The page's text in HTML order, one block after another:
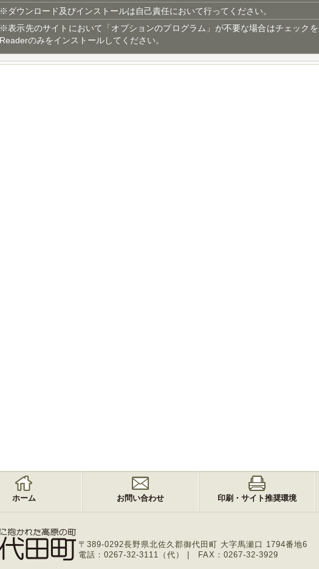
※ダウンロード及びインストールは自己責任において行ってください。
※表示先のサイトにおいて「オプションのプログラム」が不要な場合はチェック
Readerのみをインストールしてください。
ホーム お問い合わせ 印刷・サイト推奨環境
〒389-0292長野県北佐久郡御代田町 大字馬瀬口 1794番地6
電話：0267-32-3111（代）
FAX：0267-32-3929